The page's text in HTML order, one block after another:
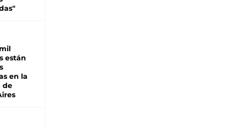
están
en la
de